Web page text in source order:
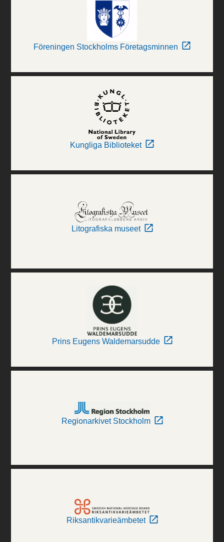
Föreningen Stockholms Företagsminnen
Kungliga Biblioteket
Litografiska museet
Prins Eugens Waldemarsudde
Regionarkivet Stockholm
Riksantikvarieämbetet